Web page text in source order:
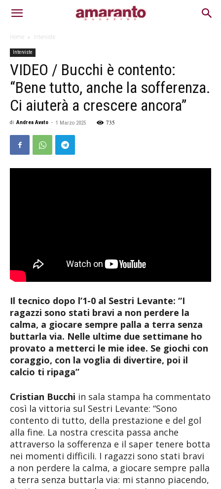
Home Interviste
Interviste
VIDEO / Bucchi è contento:
“Bene tutto, anche la sofferenza.
Ci aiuterà a crescere ancora”
di Andrea Avato - 1 Marzo 2025 735
Il tecnico dopo l’1-0 al Sestri Levante: “I
ragazzi sono stati bravi a non perdere la
calma, a giocare sempre palla a terra senza
buttarla via. Nelle ultime due settimane ho
provato a metterci le mie idee. Se giochi con
coraggio, con la voglia di divertire, poi il
calcio ti ripaga”
Cristian Bucchi in sala stampa ha commentato
così la vittoria sul Sestri Levante: “Sono
contento di tutto, della prestazione e del gol
alla fine. La nostra crescita passa anche
attraverso la sofferenza e il saper tenere botta
nei momenti difficili. I ragazzi sono stati bravi
a non perdere la calma, a giocare sempre palla
a terra senza buttarla via: mi stanno piacendo,